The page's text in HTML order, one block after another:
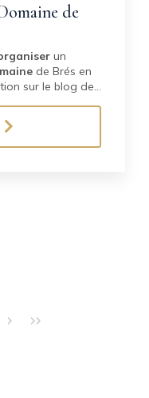
de
un
de Brés en
sur le blog de…